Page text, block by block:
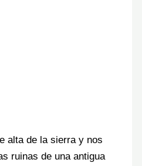
alta de la sierra y nos
ruinas de una antigua